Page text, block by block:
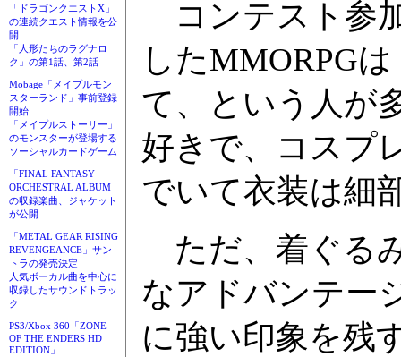
「ドラゴンクエストX」
の連続クエスト情報を公
開
「人形たちのラグナロ
ク」の第1話、第2話
Mobage「メイプルモン
スターランド」事前登録
開始
「メイプルストーリー」
のモンスターが登場する
ソーシャルカードゲーム
「FINAL FANTASY
ORCHESTRAL ALBUM」
の収録楽曲、ジャケット
が公開
「METAL GEAR RISING
REVENGEANCE」サン
トラの発売決定
人気ボーカル曲を中心に
収録したサウンドトラッ
ク
PS3/Xbox 360「ZONE
OF THE ENDERS HD
EDITION」
コンテスト参
したMMORPG
て、という人が
好きで、コスプ
でいて衣装は細
ただ、着ぐる
なアドバンテー
に強い印象を残